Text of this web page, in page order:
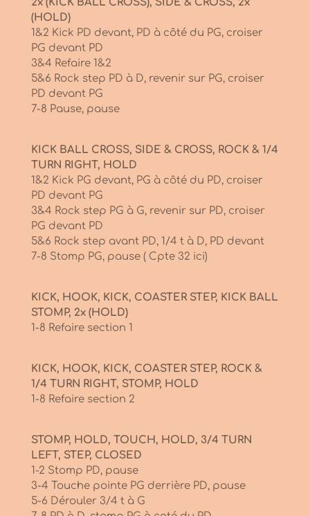
(HOLD)
1&2 Kick PD devant, PD à côté du PG, croiser
PG devant PD
3&4 Refaire 1&2
5&6 Rock step PD à D, revenir sur PG, croiser
PD devant PG
7-8 Pause, pause
KICK BALL CROSS, SIDE & CROSS, ROCK & 1/4
TURN RIGHT, HOLD
1&2 Kick PG devant, PG à côté du PD, croiser
PD devant PG
3&4 Rock step PG à G, revenir sur PD, croiser
PG devant PD
5&6 Rock step avant PD, 1/4 t à D, PD devant
7-8 Stomp PG, pause ( Cpte 32 ici)
KICK, HOOK, KICK, COASTER STEP, KICK BALL
STOMP, 2x (HOLD)
1-8 Refaire section 1
KICK, HOOK, KICK, COASTER STEP, ROCK &
1/4 TURN RIGHT, STOMP, HOLD
1-8 Refaire section 2
STOMP, HOLD, TOUCH, HOLD, 3/4 TURN
LEFT, STEP, CLOSED
1-2 Stomp PD, pause
3-4 Touche pointe PG derrière PD, pause
5-6 Dérouler 3/4 t à G